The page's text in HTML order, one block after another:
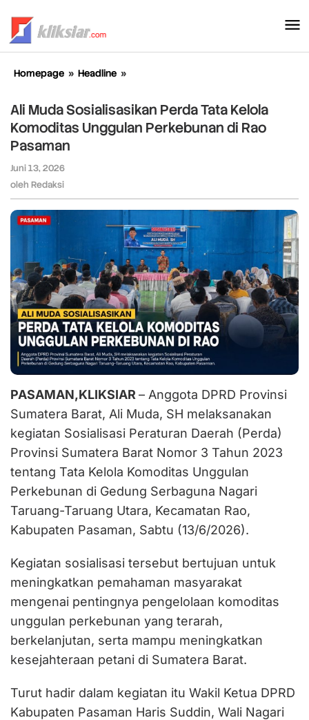
konten
Homepage » Headline »
Sosialisasikan
Perda
Tata
di
Pasaman
Ali Muda Sosialisasikan Perda Tata Kelola
Komoditas Unggulan Perkebunan di Rao
Pasaman
Juni 13, 2026
oleh Redaksi
PASAMAN,KLIKSIAR – Anggota DPRD Provinsi
Sumatera Barat, Ali Muda, SH melaksanakan
kegiatan Sosialisasi Peraturan Daerah (Perda)
Provinsi Sumatera Barat Nomor 3 Tahun 2023
tentang Tata Kelola Komoditas Unggulan
Perkebunan di Gedung Serbaguna Nagari
Taruang-Taruang Utara, Kecamatan Rao,
Kabupaten Pasaman, Sabtu (13/6/2026).
Kegiatan sosialisasi tersebut bertujuan untuk
meningkatkan pemahaman masyarakat
mengenai pentingnya pengelolaan komoditas
unggulan perkebunan yang terarah,
berkelanjutan, serta mampu meningkatkan
kesejahteraan petani di Sumatera Barat.
Turut hadir dalam kegiatan itu Wakil Ketua DPRD
Kabupaten Pasaman Haris Suddin, Wali Nagari